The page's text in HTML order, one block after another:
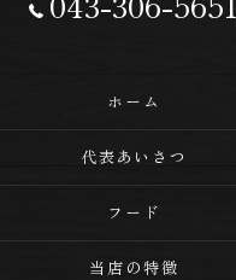
ホーム
代表あいさつ
フード
当店の特徴